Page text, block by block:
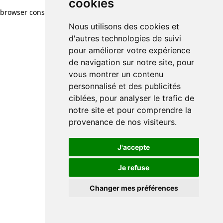
cookies
Nous utilisons des cookies et
d'autres technologies de suivi
pour améliorer votre expérience
de navigation sur notre site, pour
vous montrer un contenu
personnalisé et des publicités
ciblées, pour analyser le trafic de
notre site et pour comprendre la
provenance de nos visiteurs.
J'accepte
Je refuse
Changer mes préférences
browser console for more information)